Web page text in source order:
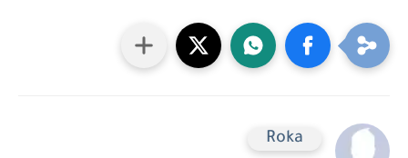
Roka